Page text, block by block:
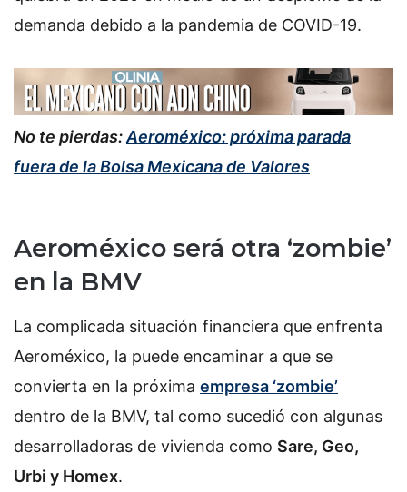
demanda debido a la pandemia de COVID-19.
No te pierdas:Aeroméxico: próxima parada
fuera de la Bolsa Mexicana de Valores
Aeroméxico será otra ‘zombie’
en la BMV
La complicada situación financiera que enfrenta
Aeroméxico, la puede encaminar a que se
convierta en la próxima empresa ‘zombie’
dentro de la BMV, tal como sucedió con algunas
desarrolladoras de vivienda como Sare, Geo,
Urbi y Homex.